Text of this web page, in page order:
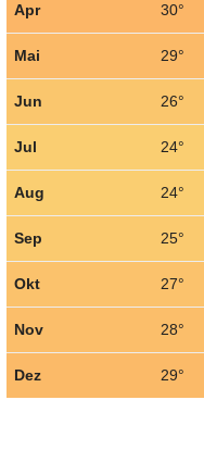
Apr 30°
Mai 29°
Jun 26°
Jul 24°
Aug 24°
Sep 25°
Okt 27°
Nov 28°
Dez 29°